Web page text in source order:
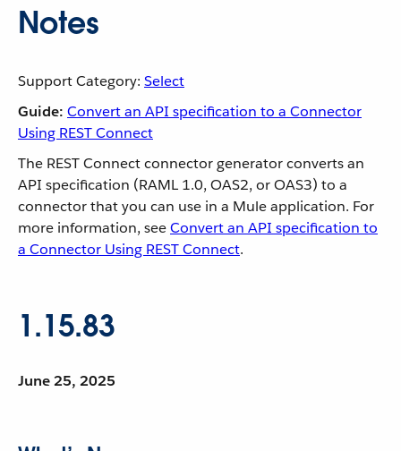
Notes
Support Category: Select
Guide: Convert an API specification to a Connector
Using REST Connect
The REST Connect connector generator converts an
API specification (RAML 1.0, OAS2, or OAS3) to a
connector that you can use in a Mule application. For
more information, seeConvert an API specification to
a Connector Using REST Connect.
1.15.83
June 25, 2025